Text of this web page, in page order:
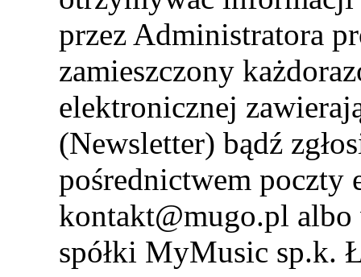
przez Administratora
zamieszczony
elektronicznej
(Newsletter) bądź
pośrednictwem poczty
kontakt@mugo.pl albo
spółki MyMusic sp.k.